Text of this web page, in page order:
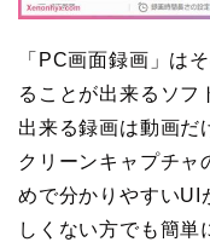
「PC画面録画」は
ることが出来るソフ
出来る録画は動画だ
クリーンキャプチャ
めで分かりやすいUI
しくない方でも簡単